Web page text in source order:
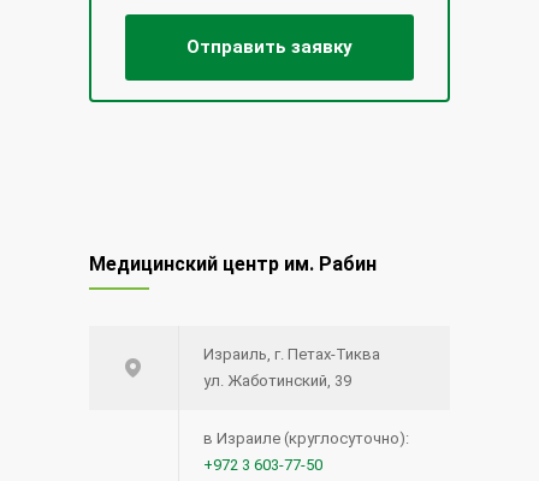
Медицинский центр им. Рабин
Израиль, г. Петах-Тиква
ул. Жаботинский, 39
в Израиле (круглосуточно):
+972 3 603-77-50